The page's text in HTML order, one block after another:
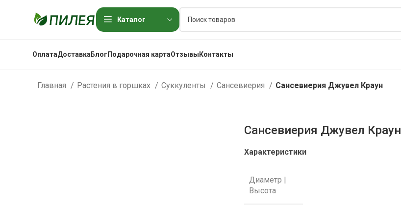
Каталог
ОплатаДоставка Блог Подарочная картаОтзывы Контакты
Главная Растения в горшках Суккуленты Сансевиерия Сансевиерия Джувел Краун
Сансевиерия Джувел Краун
Характеристики
Диаметр |
Высота